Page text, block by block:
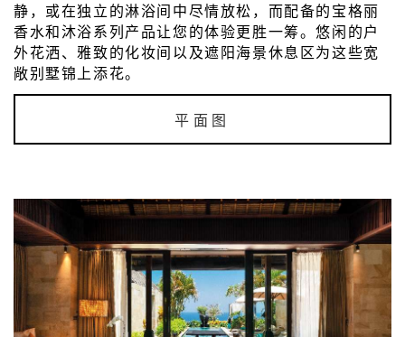
静，或在独立的淋浴间中尽情放松，而配备的宝格丽
香水和沐浴系列产品让您的体验更胜一筹。悠闲的户
外花洒、雅致的化妆间以及遮阳海景休息区为这些宽
敞别墅锦上添花。
平面图